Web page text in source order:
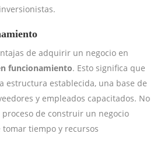
de adquirir un negocio en
funcionamiento. Esto significa que
estructura establecida, una base de
y empleados capacitados. No
de construir un negocio
tiempo y recursos